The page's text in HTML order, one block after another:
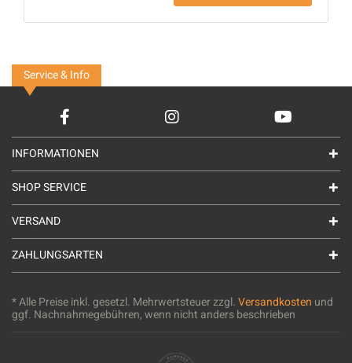
Service & Info
INFORMATIONEN
SHOP SERVICE
VERSAND
ZAHLUNGSARTEN
* Alle Preise inkl. gesetzl. Mehrwertsteuer zzgl.Versandkosten und
ggf. Nachnahmegebühren, wenn nicht anders beschrieben